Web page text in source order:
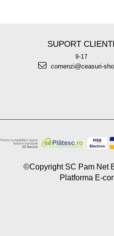
SUPORT CLIENTI
9-17
comenzi@ceasuri-
©Copyright SC Pam Net
Platforma E-